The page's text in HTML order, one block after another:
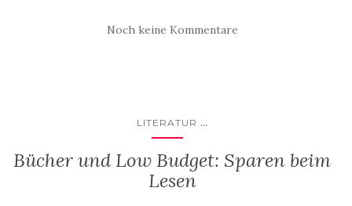
Noch keine Kommentare
LITERATUR ...
Bücher und Low Budget: Sparen beim
Lesen